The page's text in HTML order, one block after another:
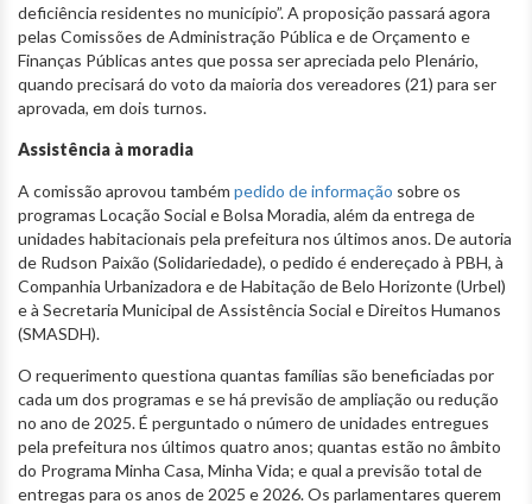
deficiência residentes no município”. A proposição passará agora
pelas Comissões de Administração Pública e de Orçamento e
Finanças Públicas antes que possa ser apreciada pelo Plenário,
quando precisará do voto da maioria dos vereadores (21) para ser
aprovada, em dois turnos.
Assistência à moradia
A comissão aprovou também pedido de informação sobre os
programas Locação Social e Bolsa Moradia, além da entrega de
unidades habitacionais pela prefeitura nos últimos anos. De autoria
de Rudson Paixão (Solidariedade), o pedido é endereçado à PBH, à
Companhia Urbanizadora e de Habitação de Belo Horizonte (Urbel)
e à Secretaria Municipal de Assistência Social e Direitos Humanos
(SMASDH).
O requerimento questiona quantas famílias são beneficiadas por
cada um dos programas e se há previsão de ampliação ou redução
no ano de 2025. É perguntado o número de unidades entregues
pela prefeitura nos últimos quatro anos; quantas estão no âmbito
do Programa Minha Casa, Minha Vida; e qual a previsão total de
entregas para os anos de 2025 e 2026. Os parlamentares querem